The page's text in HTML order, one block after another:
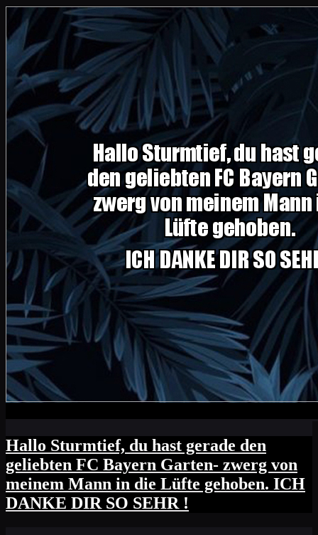
Hallo Sturmtief, du hast gerade den
geliebten FC Bayern Garten- zwerg von
meinem Mann in die Lüfte gehoben. ICH
DANKE DIR SO SEHR !